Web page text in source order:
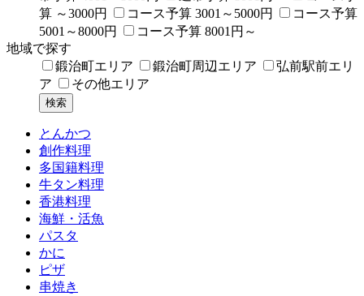
算 ～3000円
コース予算 3001～5000円
コース予算
5001～8000円
コース予算 8001円～
地域で探す
鍛治町エリア
鍛治町周辺エリア
弘前駅前エリ
ア
その他エリア
とんかつ
創作料理
多国籍料理
牛タン料理
香港料理
海鮮・活魚
パスタ
かに
ピザ
串焼き